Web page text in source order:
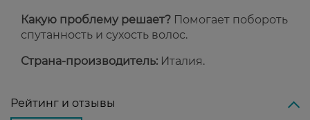
Какую проблему решает? Помогает побороть
спутанность и сухость волос.
Страна-производитель: Италия.
Рейтинг и отзывы